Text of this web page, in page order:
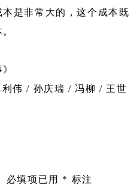
是非常大的，这个成本既
伟 / 孙庆瑞 / 冯柳 / 王世
必填项已用 * 标注